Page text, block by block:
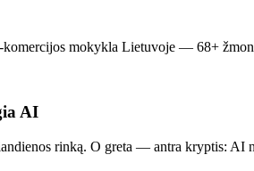
mokykla Lietuvoje — 68+
AI
rinką. O greta — antra kryptis: